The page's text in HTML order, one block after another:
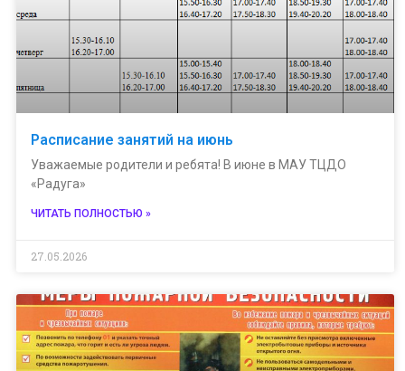
Расписание занятий на июнь
Уважаемые родители и ребята! В июне в МАУ ТЦДО
«Радуга»
ЧИТАТЬ ПОЛНОСТЬЮ »
27.05.2026